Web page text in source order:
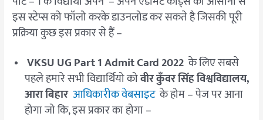
इस स्टेप्स को फॉलो करके डाउनलोड कर सकते है जिसकी पूरी
प्रक्रिया कुछ इस प्रकार से हैं –
VKSU UG Part 1 Admit Card 2022 के लिए सबसे
पहले हमारे सभी विद्यार्थियो कोवीर कुँवर सिंह विश्वविद्यालय,
आरा बिहार आधिकारीक वेबसाइटके होम – पेज पर आना
होगा जो कि, इस प्रकार का होगा –